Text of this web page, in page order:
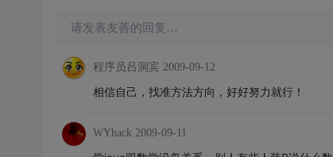
请发表友善的回复…
程序员吕洞宾 2009-09-12
相信自己，找准方法方向，好好努力就行！
WYhack 2009-09-11